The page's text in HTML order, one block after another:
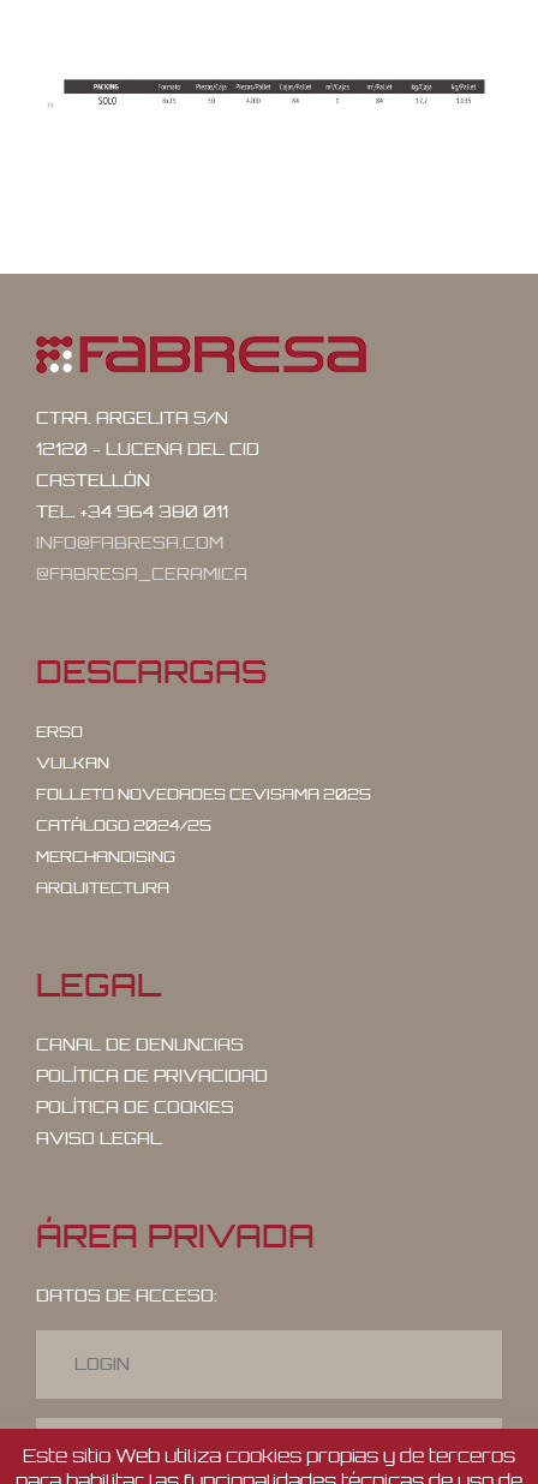
CTRA. ARGELITA S/N
12120 - LUCENA DEL CID
CASTELLÓN
TEL. +34 964 380 011
INFO@FABRESA.COM
@FABRESA_CERAMICA
DESCARGAS
ERSO
VULKAN
FOLLETO NOVEDADES CEVISAMA 2025
CATÁLOGO 2024/25
MERCHANDISING
ARQUITECTURA
LEGAL
CANAL DE DENUNCIAS
POLÍTICA DE PRIVACIDAD
POLÍTICA DE COOKIES
AVISO LEGAL
ÁREA PRIVADA
DATOS DE ACCESO:
Este sitio Web utiliza cookies propias y de terceros